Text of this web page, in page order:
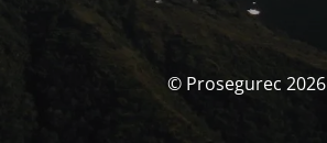
© Prosegurec 2026